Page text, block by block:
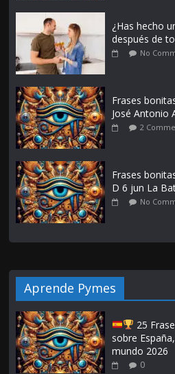
¿Has hecho
después de
No
Frases
José Antonio
2
Frases
D 6 jun La
No
Aprende Pymes
25
sobre
mundo 2026
0